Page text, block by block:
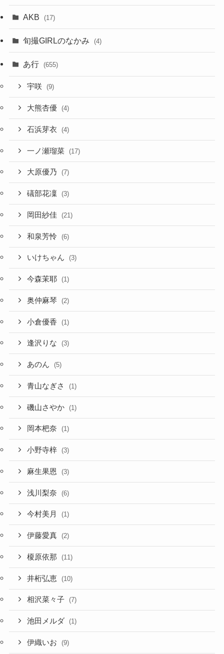
AKB (17)
旬撮GIRLのなかみ (4)
あ行 (655)
宇咲 (9)
大熊杏優 (4)
石浜芽衣 (4)
一ノ瀬瑠菜 (17)
大原優乃 (7)
礒部花凜 (3)
岡田紗佳 (21)
和泉芳怜 (6)
いけちゃん (3)
今森茉耶 (1)
奥仲麻琴 (2)
小倉優香 (1)
逢沢りな (3)
あのん (5)
青山なぎさ (1)
磯山さやか (1)
岡本杷奈 (1)
小野寺梓 (3)
麻生果恩 (3)
浅川梨奈 (6)
今村美月 (1)
伊藤愛真 (2)
榎原依那 (11)
井桁弘恵 (10)
相沢菜々子 (7)
池田メルダ (1)
伊織いお (9)